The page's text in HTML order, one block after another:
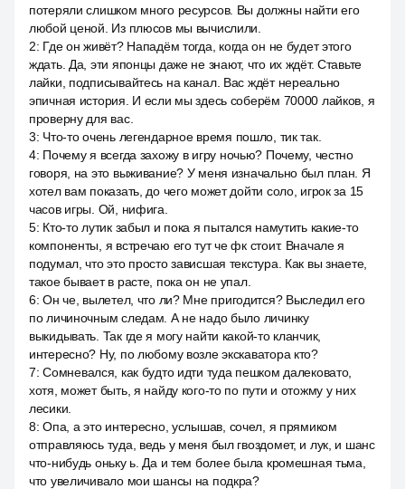
потеряли слишком много ресурсов. Вы должны найти его
любой ценой. Из плюсов мы вычислили.
2: Где он живёт? Нападём тогда, когда он не будет этого
ждать. Да, эти японцы даже не знают, что их ждёт. Ставьте
лайки, подписывайтесь на канал. Вас ждёт нереально
эпичная история. И если мы здесь соберём 70000 лайков, я
проверну для вас.
3: Что-то очень легендарное время пошло, тик так.
4: Почему я всегда захожу в игру ночью? Почему, честно
говоря, на это выживание? У меня изначально был план. Я
хотел вам показать, до чего может дойти соло, игрок за 15
часов игры. Ой, нифига.
5: Кто-то лутик забыл и пока я пытался намутить какие-то
компоненты, я встречаю его тут че фк стоит. Вначале я
подумал, что это просто зависшая текстура. Как вы знаете,
такое бывает в расте, пока он не упал.
6:Он че, вылетел, что ли? Мне пригодится? Выследил его
по личиночным следам. А не надо было личинку
выкидывать. Так где я могу найти какой-то кланчик,
интересно? Ну, по любому возле экскаватора кто?
7:Сомневался, как будто идти туда пешком далековато,
хотя, может быть, я найду кого-то по пути и отожму у них
лесики.
8:Опа, а это интересно, услышав, сочел, я прямиком
отправляюсь туда, ведь у меня был гвоздомет, и лук, и шанс
что-нибудь оньку ь. Да и тем более была кромешная тьма,
что увеличивало мои шансы на подкра?